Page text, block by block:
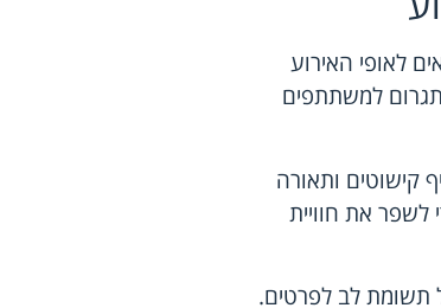
לאופי האירוע
למשתתפים
קישוטים ותאורה
לשפר את חוויית
תשומת לב לפרטים.